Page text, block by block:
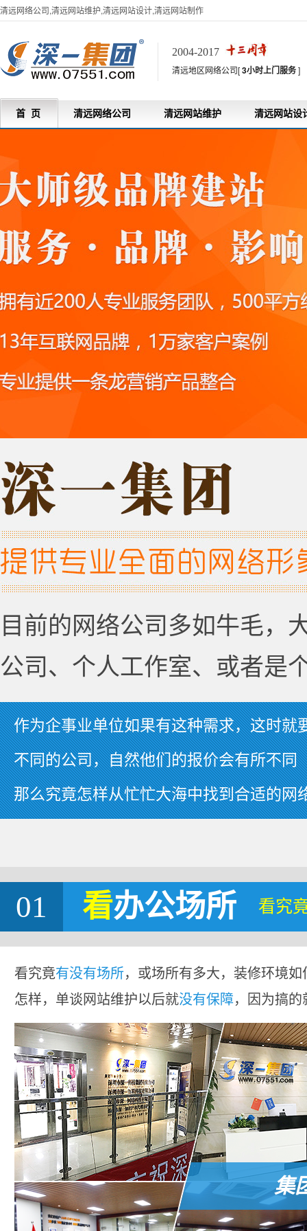
清远网络公司,清远网站维护,清远网站设计,清远网站制作
2004-2017
清远地区网络公司[3小时上门服务]
首 页 清远网络公司 清远网站维护 清远网站设
目前的网络公司多如牛毛，
公司、个人工作室、或者是
作为企事业单位如果有这种需求，这时就
不同的公司，自然他们的报价会有所不同
那么究竟怎样从忙忙大海中找到合适的网
01 看办公场所 看究
看究竟有没有场所，或场所有多大，装修环境
怎样，单谈网站维护以后就没有保障，因为搞
集